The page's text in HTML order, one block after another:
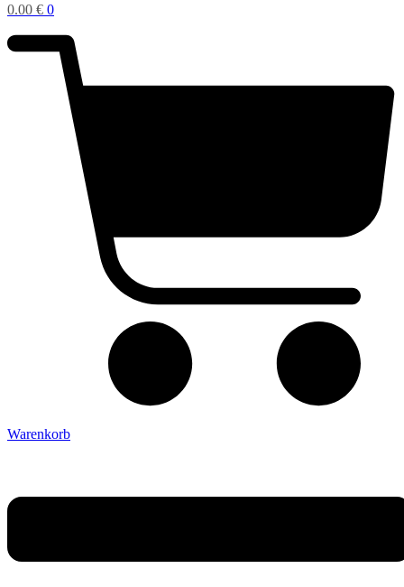
0.00 € 0
Warenkorb